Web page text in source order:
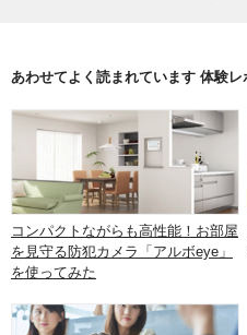
あわせてよく読まれています 体験
コンパクトながらも高性能！お部屋
を見守る防犯カメラ「アルボeye」
を使ってみた